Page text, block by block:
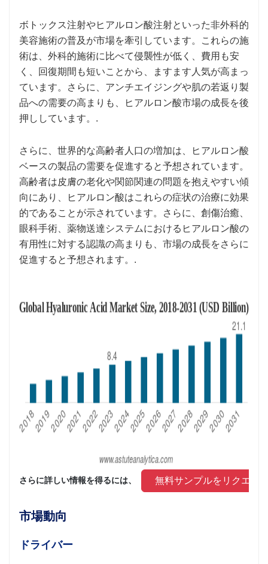
ボトックス注射やヒアルロン酸注射といった非外科的
美容施術の普及が市場を牽引しています。これらの施
術は、外科的施術に比べて侵襲性が低く、費用も安
く、回復期間も短いことから、ますます人気が高まっ
ています。さらに、アンチエイジングや肌の若返り製
品への需要の高まりも、ヒアルロン酸市場の成長を後
押ししています。.
さらに、世界的な高齢者人口の増加は、ヒアルロン酸
ベースの製品の需要を促進すると予想されています。
高齢者は皮膚の老化や関節関連の問題を抱えやすい傾
向にあり、ヒアルロン酸はこれらの症状の治療に効果
的であることが示されています。さらに、創傷治癒、
眼科手術、薬物送達システムにおけるヒアルロン酸の
有用性に対する認識の高まりも、市場の成長をさらに
促進すると予想されます。.
さらに詳しい情報を得るには、 無料サンプルをリクエス
市場動向
ドライバー